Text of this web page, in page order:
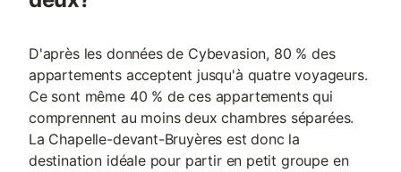
D'après les données de Cybevasion, 80 % des
appartements acceptent jusqu'à quatre voyageurs.
Ce sont même 40 % de ces appartements qui
comprennent au moins deux chambres séparées.
La Chapelle-devant-Bruyères est donc la
destination idéale pour partir en petit groupe en